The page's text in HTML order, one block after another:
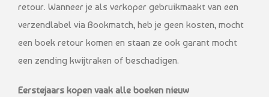
retour. Wanneer je als verkoper gebruikmaakt van een
verzendlabel via Bookmatch, heb je geen kosten, mocht
een boek retour komen en staan ze ook garant mocht
een zending kwijtraken of beschadigen.
Eerstejaars kopen vaak alle boeken nieuw